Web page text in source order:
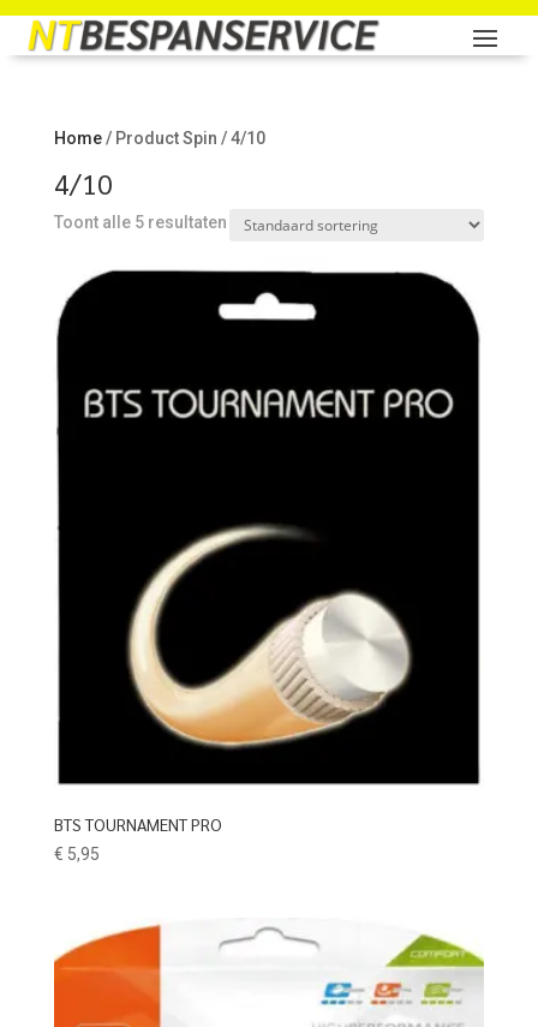
Home/ Product Spin / 4/10
4/10
Toont alle 5 resultaten
BTS TOURNAMENT PRO
€ 5,95